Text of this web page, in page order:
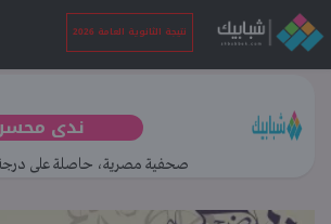
نتيجة الثانوية العامة 2026
الرئيسية
ندى
صحفية مصرية، حاصلة على درجة